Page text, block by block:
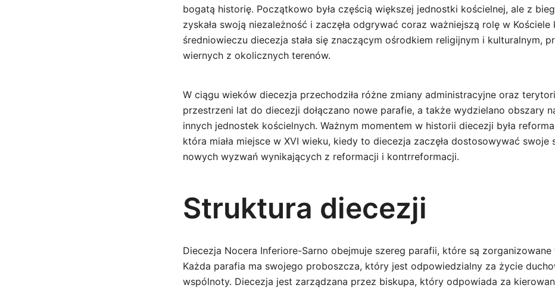
bogatą historię. Początkowo była częścią większej jednostki kościelnej, ale z
zyskała swoją niezależność i zaczęła odgrywać coraz ważniejszą rolę w
średniowieczu diecezja stała się znaczącym ośrodkiem religijnym i kulturalnym,
wiernych z okolicznych terenów.
W ciągu wieków diecezja przechodziła różne zmiany administracyjne oraz
przestrzeni lat do diecezji dołączano nowe parafie, a także wydzielano obszary
innych jednostek kościelnych. Ważnym momentem w historii diecezji była
która miała miejsce w XVI wieku, kiedy to diecezja zaczęła dostosowywać swoje
nowych wyzwań wynikających z reformacji i kontrreformacji.
Struktura diecezji
Diecezja Nocera Inferiore-Sarno obejmuje szereg parafii, które są zorganizowane
Każda parafia ma swojego proboszcza, który jest odpowiedzialny za życie
wspólnoty. Diecezja jest zarządzana przez biskupa, który odpowiada za